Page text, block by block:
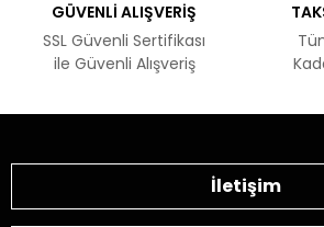
GÜVENLİ ALIŞVERİŞ
SSL Güvenli Sertifikası
ile Güvenli Alışveriş
İletişim